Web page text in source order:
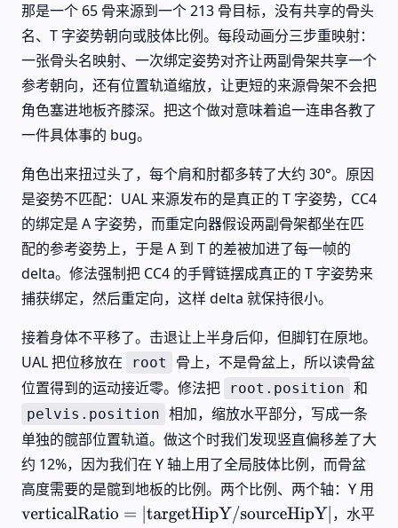
那是一个 65 骨来源到一个 213 骨目标，没有共享的骨头
名、T 字姿势朝向或肢体比例。每段动画分三步重映射：
一张骨头名映射、一次绑定姿势对齐让两副骨架共享一个
参考朝向，还有位置轨道缩放，让更短的来源骨架不会把
角色塞进地板齐膝深。把这个做对意味着追一连串各教了
一件具体事的 bug。
角色出来扭过头了，每个肩和肘都多转了大约 30°。原因
是姿势不匹配：UAL 来源发布的是真正的 T 字姿势，CC4
的绑定是 A 字姿势，而重定向器假设两副骨架都坐在匹
配的参考姿势上，于是 A 到 T 的差被加进了每一帧的
delta。修法强制把 CC4 的手臂链摆成真正的 T 字姿势来
捕获绑定，然后重定向，这样 delta 就保持很小。
接着身体不平移了。击退让上半身后仰，但脚钉在原地。
UAL 把位移放在
root
骨上，不是骨盆上，所以读骨盆
位置得到的运动接近零。修法把
root.position 和
pelvis.position 相加，缩放水平部分，写成一条
单独的髋部位置轨道。做这个时我们发现竖直偏移差了大
约 12%，因为我们在 Y 轴上用了全局肢体比例，而骨盆
高度需要的是髋到地板的比例。两个比例、两个轴：Y 用
verticalRatio=| targetHipY/sourceHipY|
，水平